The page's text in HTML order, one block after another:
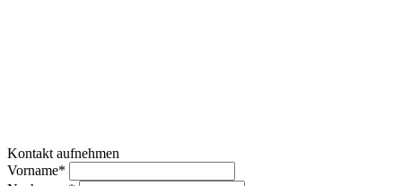
Kontakt aufnehmen
Vorname*